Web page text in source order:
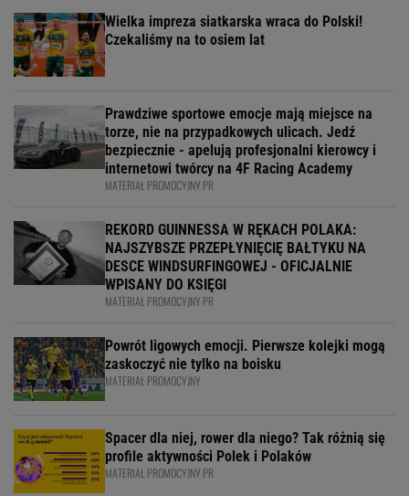
Wielka impreza siatkarska wraca do Polski!
Czekaliśmy na to osiem lat
Prawdziwe sportowe emocje mają miejsce na
torze, nie na przypadkowych ulicach. Jedź
bezpiecznie - apelują profesjonalni kierowcy i
internetowi twórcy na 4F Racing Academy
MATERIAŁ PROMOCYJNY PR
REKORD GUINNESSA W RĘKACH POLAKA:
NAJSZYBSZE PRZEPŁYNIĘCIĘ BAŁTYKU NA
DESCE WINDSURFINGOWEJ - OFICJALNIE
WPISANY DO KSIĘGI
MATERIAŁ PROMOCYJNY PR
Powrót ligowych emocji. Pierwsze kolejki mogą
zaskoczyć nie tylko na boisku
MATERIAŁ PROMOCYJNY
Spacer dla niej, rower dla niego? Tak różnią się
profile aktywności Polek i Polaków
MATERIAŁ PROMOCYJNY PR